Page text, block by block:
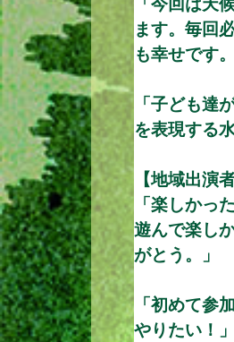
ます。毎回
も幸せです
「子ども達
を表現する
【地域出演
「楽しかっ
遊んで楽し
がとう。」
「初めて参
やりたい！」